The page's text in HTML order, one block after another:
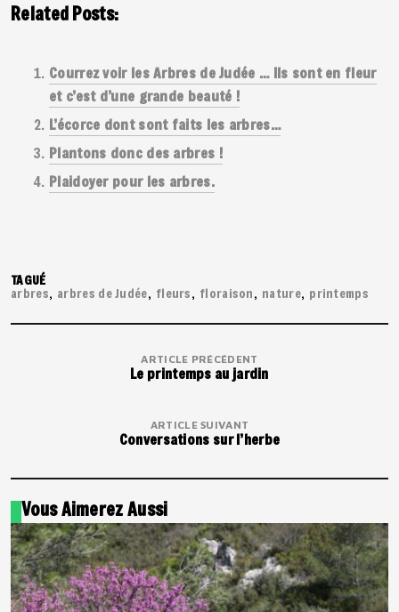
Related Posts:
Courrez voir les Arbres de Judée … Ils sont en fleur
et c’est d’une grande beauté !
L’écorce dont sont faits les arbres…
Plantons donc des arbres !
Plaidoyer pour les arbres.
TAGUÉ
arbres arbres de Judée fleurs floraison nature printemps
ARTICLE PRÉCÉDENT
Le printemps au jardin
ARTICLE SUIVANT
Conversations sur l’herbe
Vous Aimerez Aussi